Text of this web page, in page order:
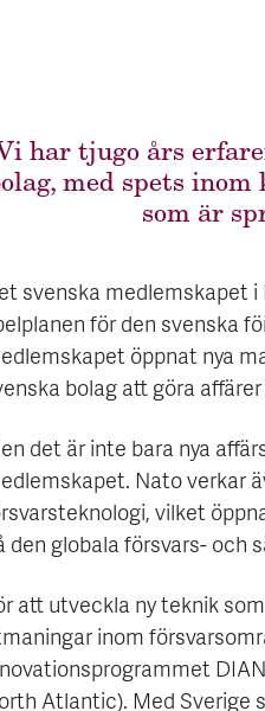
har tjugo års
med spets
som är
svenska medlemskapet
för den svenska
öppnat nya
bolag att göra
det är inte bara nya
Nato verkar
vilket
den globala försvars- och
att utveckla ny teknik
inom
Atlantic). Med Sverige